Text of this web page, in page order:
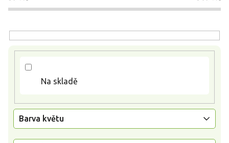
Na skladě
Barva květu
u